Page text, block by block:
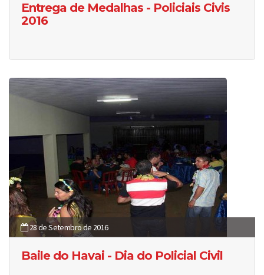
Entrega de Medalhas - Policiais Civis
2016
28 de Setembro de 2016
Baile do Havai - Dia do Policial Civil